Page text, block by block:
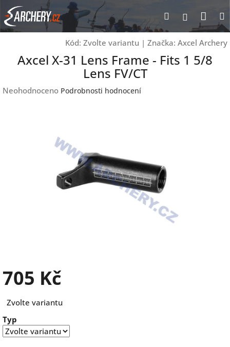
Přejít
na
obsah
Hledat
Kód: Zvolte variantu | Značka: Axcel Archery
Axcel X-31 Lens Frame - Fits 1 5/8
Lens FV/CT
Průměrné
Neohodnoceno Podrobnosti hodnocení
705 Kč
cena:
Zvolte variantu
Typ